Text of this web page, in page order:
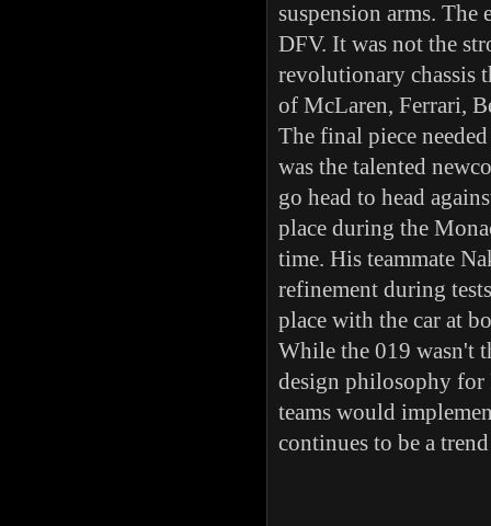
suspension arms.
DFV. It was not the
revolutionary chassis
of McLaren, Ferrari,
The final piece
was the talented
go head to head
place during the
time. His teammate
refinement during
place with the car at
While the 019 wasn't
design philosophy for
teams would
continues to be a